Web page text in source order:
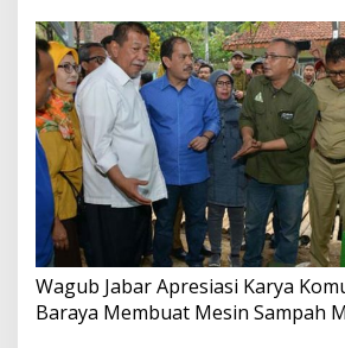
Wagub Jabar Apresiasi Karya
Baraya Membuat Mesin Sampah